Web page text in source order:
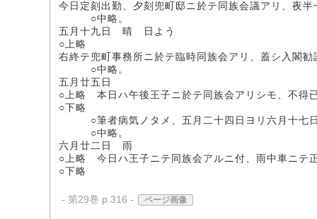
今日定刻出勤、夕刻兜町邸ニ於テ同族会議アリ、夜半
○中略。
五月十九日 晴 日よう
○上略
右終テ兜町事務所ニ於テ臨時同族会アリ、蓋シ入閣
○中略。
五月廿五日
○上略 本日ハ午後王子ニ於テ同族会アリシモ、不得
○下略
○筆者病気ノタメ、五月二十四日ヨリ六月十七日
○中略。
六月廿二日 雨
○上略 今日ハ王子ニテ同族会アルニ付、雨中車ニテ
○下略
- 第29巻 p.316 - ページ画像